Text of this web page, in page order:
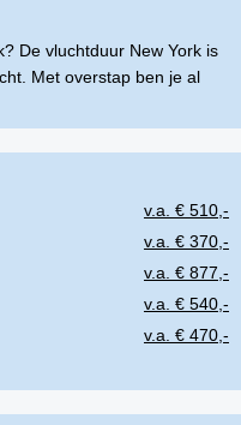
De vluchtduur New York is
Met overstap ben je al
v.a. € 510,-
v.a. € 370,-
v.a. € 877,-
v.a. € 540,-
v.a. € 470,-